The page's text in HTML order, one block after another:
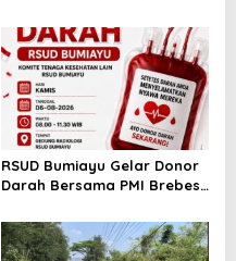
Perkuat Kesehatan Ibu dan
Bayi
RSUD Bumiayu Gelar Donor
Darah Bersama PMI Brebes
Indonesia